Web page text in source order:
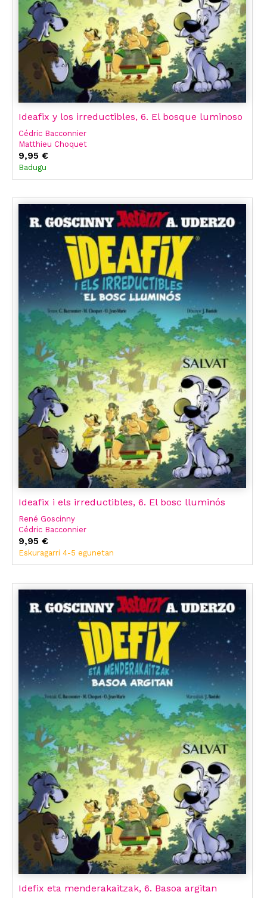
Ideafix y los irreductibles, 6. El bosque luminoso
Cédric Bacconnier
Matthieu Choquet
René Goscinny
Olivier Jean-Marie
9,95 €
Badugu
Ideafix i els irreductibles, 6. El bosc lluminós
René Goscinny
Cédric Bacconnier
Matthieu Choquet
Olivier Jean-Marie
9,95 €
Eskuragarri 4-5 egunetan
Idefix eta menderakaitzak, 6. Basoa argitan